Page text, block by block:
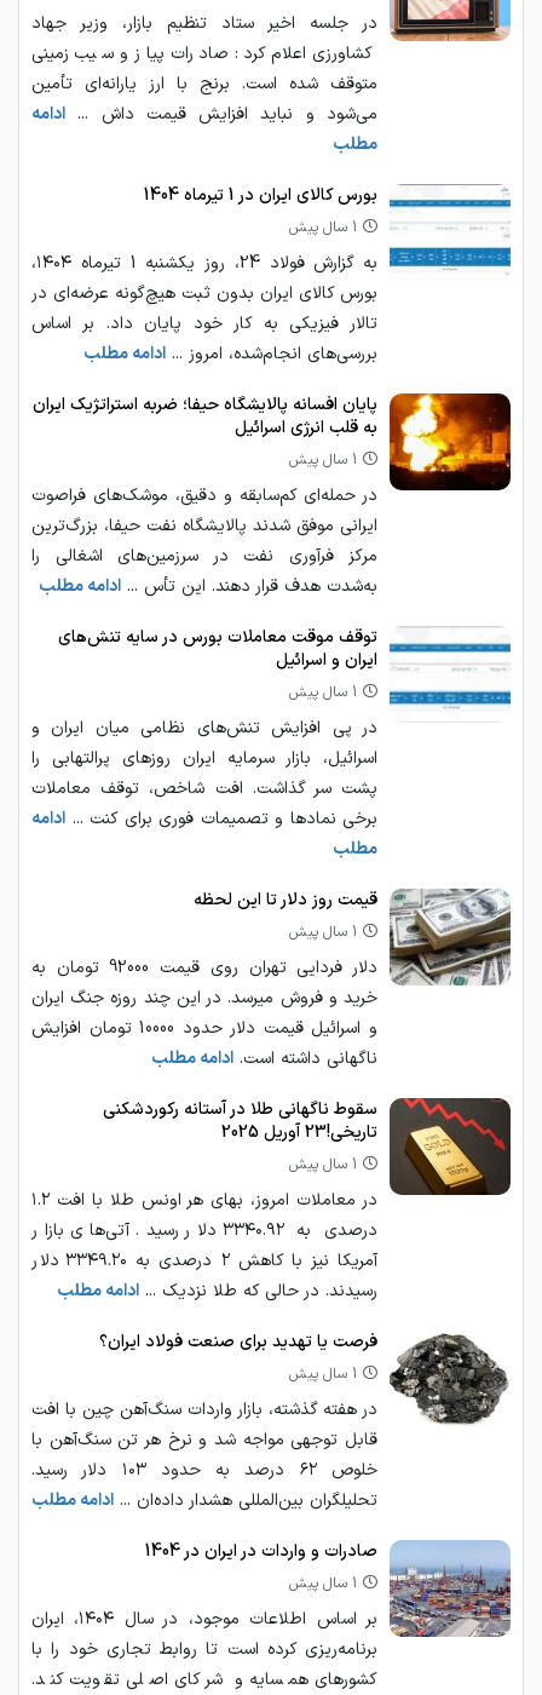
در جلسه اخیر ستاد تنظیم بازار، وزیر جهاد
کشاورزی اعلام کرد: صادرات پیاز و سیب‌زمینی
متوقف شده است. برنج با ارز یارانه‌ای تأمین
می‌شود و نباید افزایش قیمت داش ... ادامه
مطلب
بورس کالای ایران در 1 تیرماه 1404
1 سال پیش
به گزارش فولاد 24، روز یکشنبه 1 تیرماه ۱۴۰۴،
بورس کالای ایران بدون ثبت هیچ‌گونه عرضه‌ای در
تالار فیزیکی به کار خود پایان داد. بر اساس
بررسی‌های انجام‌شده، امروز ... ادامه مطلب
پایان افسانه پالایشگاه حیفا؛ ضربه استراتژیک ایران
به قلب انرژی اسرائیل
1 سال پیش
در حمله‌ای کم‌سابقه و دقیق، موشک‌های فراصوت
ایرانی موفق شدند پالایشگاه نفت حیفا، بزرگ‌ترین
مرکز فرآوری نفت در سرزمین‌های اشغالی را
به‌شدت هدف قرار دهند. این تأس ... ادامه مطلب
توقف موقت معاملات بورس در سایه تنش‌های
ایران و اسرائیل
1 سال پیش
در پی افزایش تنش‌های نظامی میان ایران و
اسرائیل، بازار سرمایه ایران روزهای پرالتهابی را
پشت سر گذاشت. افت شاخص، توقف معاملات
برخی نمادها و تصمیمات فوری برای کنت ... ادامه
مطلب
قیمت روز دلار تا این لحظه
1 سال پیش
دلار فردایی تهران روی قیمت 92000 تومان به
خرید و فروش میرسد. در این چند روزه جنگ ایران
و اسرائیل قیمت دلار حدود 10000 تومان افزایش
ناگهانی داشته است. ادامه مطلب
سقوط ناگهانی طلا در آستانه رکوردشکنی
تاریخی!23 آوریل 2025
1 سال پیش
در معاملات امروز، بهای هر اونس طلا با افت ۱.۲
درصدی به ۳۳۴۰.۹۲ دلار رسید. آتی‌های بازار
آمریکا نیز با کاهش ۲ درصدی به ۳۳۴۹.۲۰ دلار
رسیدند. در حالی که طلا نزدیک ... ادامه مطلب
فرصت یا تهدید برای صنعت فولاد ایران؟
1 سال پیش
در هفته گذشته، بازار واردات سنگ‌آهن چین با افت
قابل توجهی مواجه شد و نرخ هر تن سنگ‌آهن با
خلوص ۶۲ درصد به حدود ۱۰۳ دلار رسید.
تحلیلگران بین‌المللی هشدار داده‌ان ... ادامه مطلب
صادرات و واردات در ایران در 1404
1 سال پیش
بر اساس اطلاعات موجود، در سال ۱۴۰۴، ایران
برنامه‌ریزی کرده است تا روابط تجاری خود را با
کشورهای همسایه و شرکای اصلی تقویت کند.